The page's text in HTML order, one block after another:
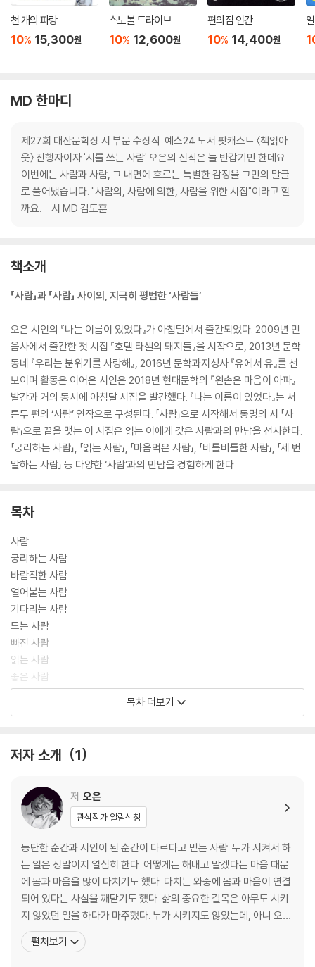
천 개의 파랑
10% 15,300원
스노볼 드라이브
10% 12,600원
편의점 인간
10% 14,400원
MD 한마디
제27회 대산문학상 시 부문 수상작. 예스24 도서 팟캐스트 〈책읽아
웃〉 진행자이자 '시를 쓰는 사람' 오은의 신작은 늘 반갑기만 한데요.
이번에는 사람과 사람, 그 내면에 흐르는 특별한 감정을 그만의 말글
로 풀어냈습니다. "사람의, 사람에 의한, 사람을 위한 시집"이라고 할
까요. - 시 MD 김도훈
책소개
「사람」과 「사람」 사이의, 지극히 평범한 ‘사람들’
오은 시인의 『나는 이름이 있었다』가 아침달에서 출간되었다. 2009년 민
음사에서 출간한 첫 시집 『호텔 타셀의 돼지들』을 시작으로, 2013년 문학
동네 『우리는 분위기를 사랑해』, 2016년 문학과지성사 『유에서 유』를 선
보이며 활동은 이어온 시인은 2018년 현대문학의 『왼손은 마음이 아파』
발간과 거의 동시에 아침달 시집을 발간했다. 『나는 이름이 있었다』는 서
른두 편의 ‘사람’ 연작으로 구성된다. 「사람」으로 시작해서 동명의 시 「사
람」으로 끝을 맺는 이 시집은 읽는 이에게 갖은 사람과의 만남을 선사한다.
「궁리하는 사람」, 「읽는 사람」, 「마음먹은 사람」, 「비틀비틀한 사람」, 「세 번
말하는 사람」 등 다양한 ‘사람’과의 만남을 경험하게 한다.
목차
사람
궁리하는 사람
바람직한 사람
얼어붙는 사람
기다리는 사람
드는 사람
빠진 사람
읽는 사람
좋은 사람
옛날 사람
산책하는 사람
일류학
큰사람
애인
응시하는 사람
갔다 온 사람
선을 긋는 사람
주황 소년
유예하는 사람
58년 개띠
계산하는 사람
목차 더보기
저자 소개 1
저 오은
관심작가 알림신청
등단한 순간과 시인이 된 순간이 다르다고 믿는 사람. 누가 시켜서 하
는 일은 정말이지 열심히 한다. 어떻게든 해내고 말겠다는 마음 때문
에 몸과 마음을 많이 다치기도 했다. 다치는 와중에 몸과 마음이 연결
되어 있다는 사실을 깨닫기도 했다. 삶의 중요한 길목은 아무도 시키
지 않았던 일을 하다가 마주했다. 누가 시키지도 않았는데, 아니 오히
려 그랬기에 계속해서 무언가를 쓰고 있었다. 쓸 때마다 찾아오는 기
진맥진함이 좋다. 무언가를 해냈다는 느낌 때문이 아니라, 어떤 시간
펼쳐보기